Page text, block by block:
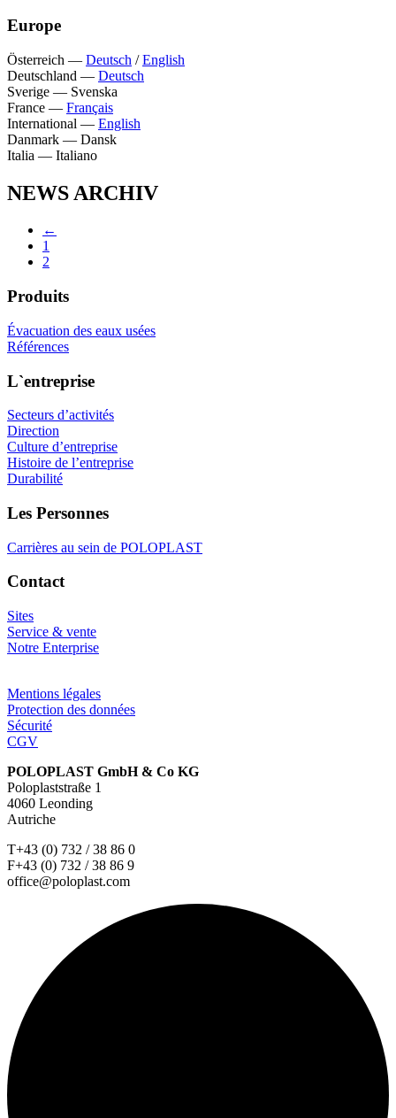
Europe
Österreich — Deutsch /English
Deutschland — Deutsch
Sverige — Svenska
France — Français
International — English
Danmark — Dansk
Italia — Italiano
NEWS ARCHIV
←
1
2
Produits
Évacuation des eaux usées
Références
L`entreprise
Secteurs d’activités
Direction
Culture d’entreprise
Histoire de l’entreprise
Durabilité
Les Personnes
Carrières au sein de POLOPLAST
Contact
Sites
Service & vente
Notre Enterprise
Mentions légales
Protection des données
Sécurité
CGV
POLOPLAST GmbH & Co KG
Poloplaststraße 1
4060 Leonding
Autriche
T+43 (0) 732 / 38 86 0
F+43 (0) 732 / 38 86 9
office@poloplast.com